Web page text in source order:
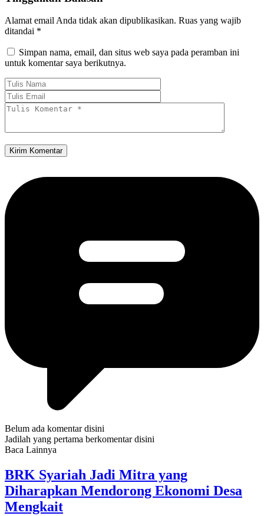
Alamat email Anda tidak akan dipublikasikan. Ruas yang wajib
ditandai *
Simpan nama, email, dan situs web saya pada peramban ini
untuk komentar saya berikutnya.
Belum ada komentar disini
Jadilah yang pertama berkomentar disini
Baca Lainnya
BRK Syariah Jadi Mitra yang
Diharapkan Mendorong Ekonomi Desa
Mengkait